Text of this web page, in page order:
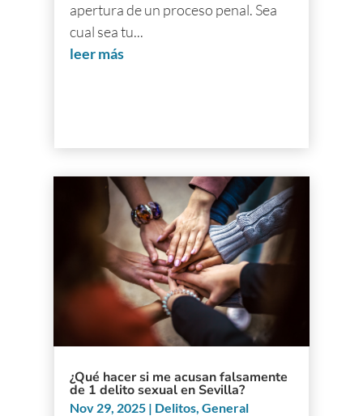
apertura de un proceso penal. Sea
cual sea tu...
leer más
¿Qué hacer si me acusan falsamente
de 1 delito sexual en Sevilla?
Nov 29, 2025 | Delitos,General